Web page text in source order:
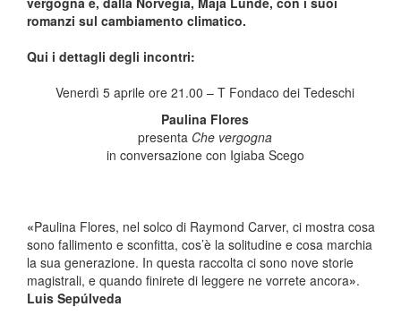
romanzi sul cambiamento climatico.
Qui i dettagli degli incontri:
Venerdì 5 aprile ore 21.00 – T Fondaco dei Tedeschi
Paulina Flores
presenta Che vergogna
in conversazione con Igiaba Scego
«Paulina Flores, nel solco di Raymond Carver, ci mostra cosa
sono fallimento e sconfitta, cos’è la solitudine e cosa marchia
la sua generazione. In questa raccolta ci sono nove storie
magistrali, e quando finirete di leggere ne vorrete ancora».
Luis Sepúlveda